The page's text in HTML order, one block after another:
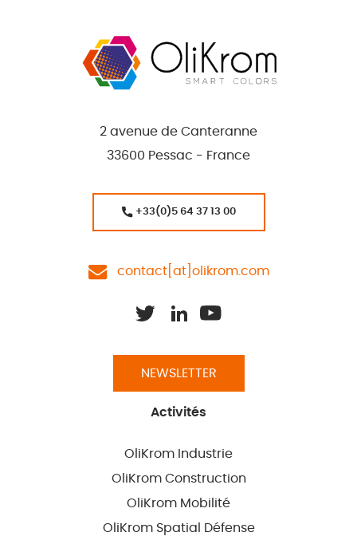
2 avenue de Canteranne
33600 Pessac - France
+33(0)5 64 37 13 00
contact[at]olikrom.com
NEWSLETTER
Activités
OliKrom Industrie
OliKrom Construction
OliKrom Mobilité
OliKrom Spatial Défense